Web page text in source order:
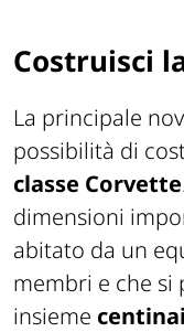
Costruisci
La principale
possibilità di
classe Corvette
dimensioni
abitato da un
membri e che si
insieme